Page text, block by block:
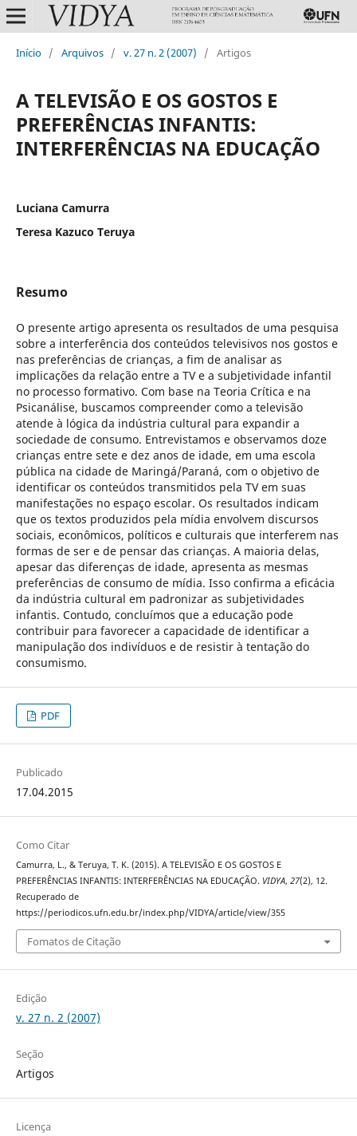
Início / Arquivos / v. 27 n. 2 (2007) / Artigos
A TELEVISÃO E OS GOSTOS E
PREFERÊNCIAS INFANTIS:
INTERFERÊNCIAS NA EDUCAÇÃO
Luciana Camurra
Teresa Kazuco Teruya
Resumo
O presente artigo apresenta os resultados de uma pesquisa
sobre a interferência dos conteúdos televisivos nos gostos e
nas preferências de crianças, a fim de analisar as
implicações da relação entre a TV e a subjetividade infantil
no processo formativo. Com base na Teoria Crítica e na
Psicanálise, buscamos compreender como a televisão
atende à lógica da indústria cultural para expandir a
sociedade de consumo. Entrevistamos e observamos doze
crianças entre sete e dez anos de idade, em uma escola
pública na cidade de Maringá/Paraná, com o objetivo de
identificar os conteúdos transmitidos pela TV em suas
manifestações no espaço escolar. Os resultados indicam
que os textos produzidos pela mídia envolvem discursos
sociais, econômicos, políticos e culturais que interferem nas
formas de ser e de pensar das crianças. A maioria delas,
apesar das diferenças de idade, apresenta as mesmas
preferências de consumo de mídia. Isso confirma a eficácia
da indústria cultural em padronizar as subjetividades
infantis. Contudo, concluímos que a educação pode
contribuir para favorecer a capacidade de identificar a
manipulação dos indivíduos e de resistir à tentação do
consumismo.
PDF
Publicado
17.04.2015
Como Citar
Camurra, L., & Teruya, T. K. (2015). A TELEVISÃO E OS GOSTOS E
PREFERÊNCIAS INFANTIS: INTERFERÊNCIAS NA EDUCAÇÃO. VIDYA, 27(2), 12.
Recuperado de
https://periodicos.ufn.edu.br/index.php/VIDYA/article/view/355
Fomatos de Citação
Edição
v. 27 n. 2 (2007)
Seção
Artigos
Licença